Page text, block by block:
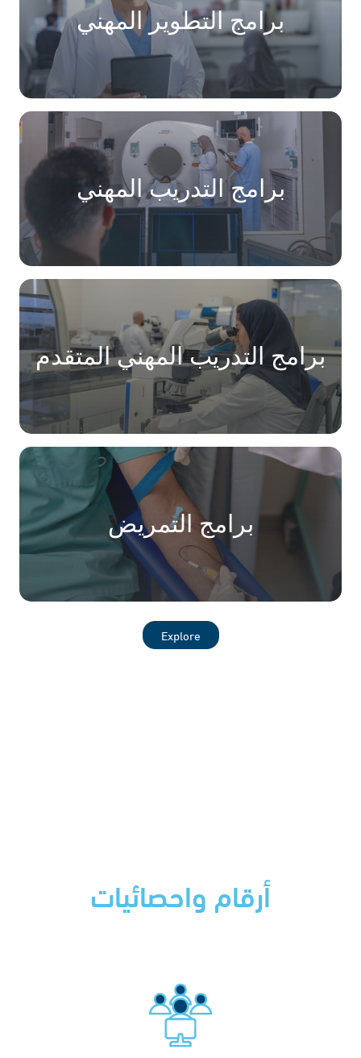
برامج التطوير المهني​
برامج التدريب المهني
برامج التدريب المهني المتقدم​
برامج التمريض
Explore
أرقام واحصائيات